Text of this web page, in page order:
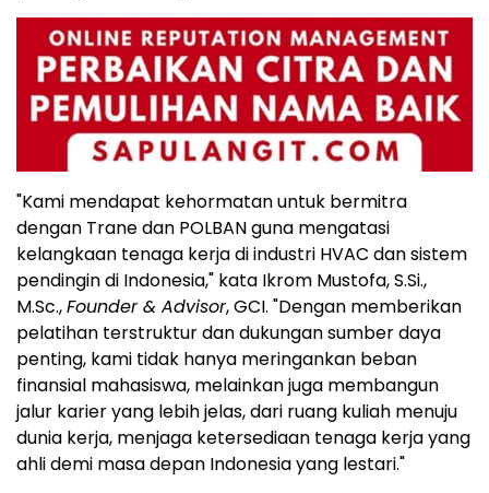
"Kami mendapat kehormatan untuk bermitra
dengan Trane dan POLBAN guna mengatasi
kelangkaan tenaga kerja di industri HVAC dan sistem
pendingin di Indonesia," kata Ikrom Mustofa, S.Si.,
M.Sc.,Founder & Advisor, GCI. "Dengan memberikan
pelatihan terstruktur dan dukungan sumber daya
penting, kami tidak hanya meringankan beban
finansial mahasiswa, melainkan juga membangun
jalur karier yang lebih jelas, dari ruang kuliah menuju
dunia kerja, menjaga ketersediaan tenaga kerja yang
ahli demi masa depan Indonesiayang lestari."